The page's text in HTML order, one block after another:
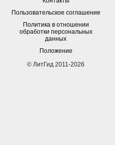
Пользовательское соглашение
Политика в отношении
обработки персональных
данных
Положение
© ЛитГид 2011-2026